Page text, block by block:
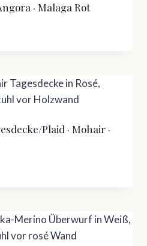
· Malaga Rot
Plaid · Mohair ·